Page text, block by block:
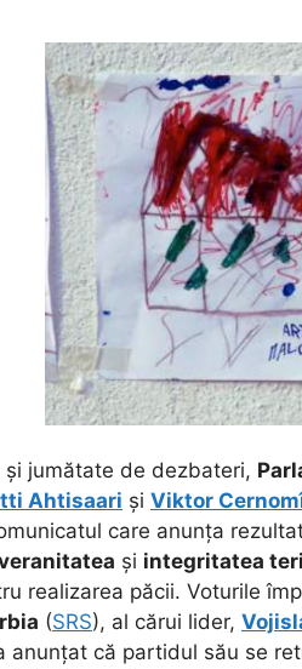
și jumătate de dezbateri,
Ahtisaari și Viktor
care anunța
și integritatea
realizarea păcii. Voturile
(SRS), al cărui lider,
anunțat că partidul său se